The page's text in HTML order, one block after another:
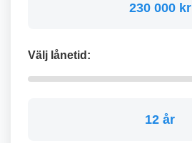
230 000 kr
Välj lånetid:
12 år